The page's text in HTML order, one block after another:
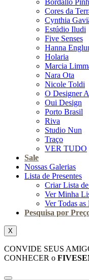
Bordallo
Cores da
Cynthia
Estúdio Iludi
Five Senses
Hanna
Holaria
Marcia
Nara Ota
Nicole Toldi
O Designer
Oui Design
Porto Brasil
Riva
Studio Nun
Traço
VER TUDO
Sale
Nossas Galerias
Lista de Presentes
Criar Lista de
Ver Minha
Ver Todas as
Pesquisa por
X
CONVIDE SEUS
CONHECER o